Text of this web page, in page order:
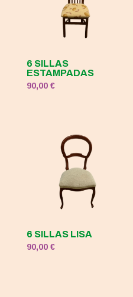
6 SILLAS
ESTAMPADAS
90,00 €
6 SILLAS LISA
90,00 €